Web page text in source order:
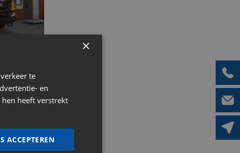
info.
×
te
en
heeft verstrekt
ACCEPTEREN